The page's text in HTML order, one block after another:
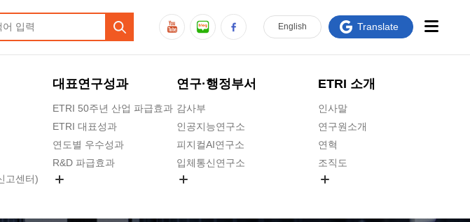
고센터)
대표연구성과
ETRI 50주년 산업 파급효과
ETRI 대표성과
연도별 우수성과
R&D 파급효과
연구·행정부서
감사부
인공지능연구소
피지컬AI연구소
입체통신연구소
ETRI 소개
인사말
연구원소개
연혁
조직도
English Translate